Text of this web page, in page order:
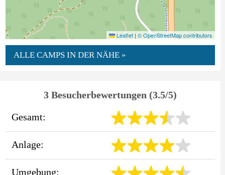
Leaflet | © OpenStreetMap contributors
ALLE CAMPS IN DER NÄHE »
3 Besucherbewertungen (3.5/5)
Gesamt:
Anlage:
Umgebung: